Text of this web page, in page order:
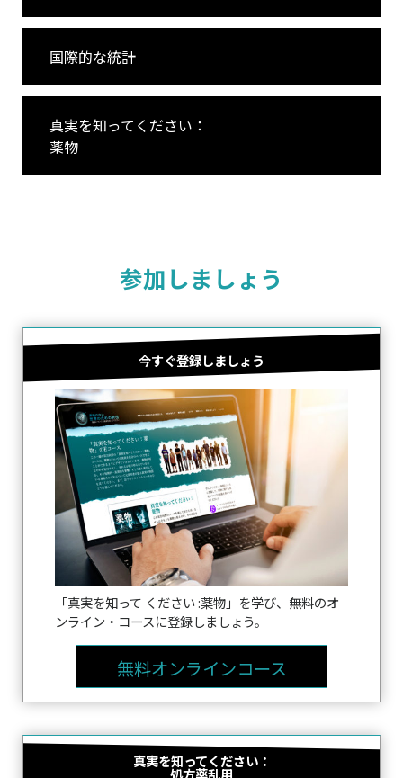
国際的な統計
真実を知ってください：
薬物
参加しましょう
今すぐ登録しましょう
「真実を知って ください :薬物」を学び、無料のオ
ンライン・コースに登録しましょう。
無料オンラインコース
真実を知ってください：
処方薬乱用